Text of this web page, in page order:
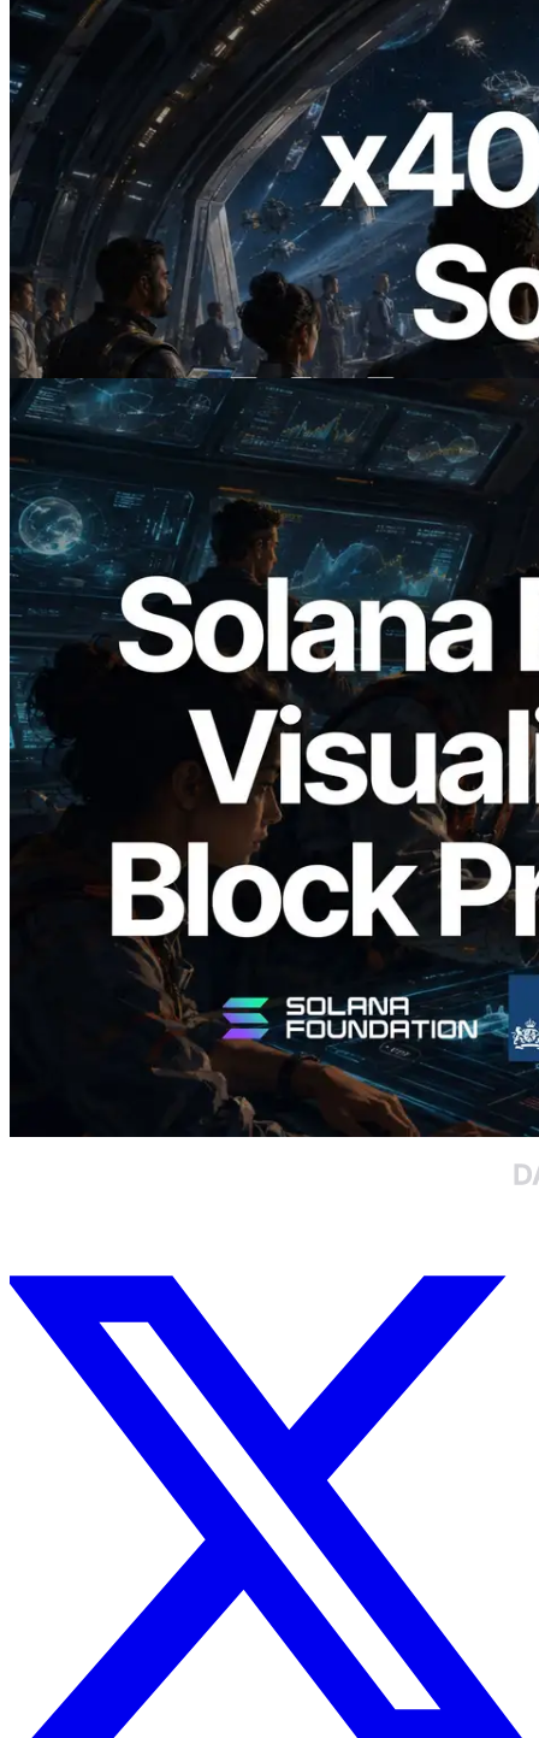
2026.07.04
ERPC Lanceert x402-Enabled Solana
RPC — Het Tijdperk Waarin AI Agents
On Demand Voor API's Betalen
Lees dit artikel
2026.05.24
Validators Solutions lanceert Solana
Block Analyzer — blockproductietijd per
slot en de toegewezen validator
gevisualiseerd